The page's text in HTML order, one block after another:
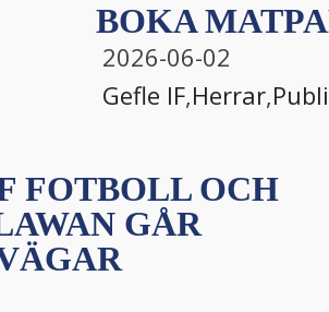
BOKA
2026-06-02
Gefle IF,Herrar,
FOTBOLL OCH
GÅR